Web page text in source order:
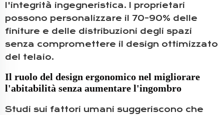
l'integrità ingegneristica. I proprietari
possono personalizzare il 70-90% delle
finiture e delle distribuzioni degli spazi
senza compromettere il design ottimizzato
del telaio.
Il ruolo del design ergonomico nel migliorare
l'abitabilità senza aumentare l'ingombro
Studi sui fattori umani suggeriscono che